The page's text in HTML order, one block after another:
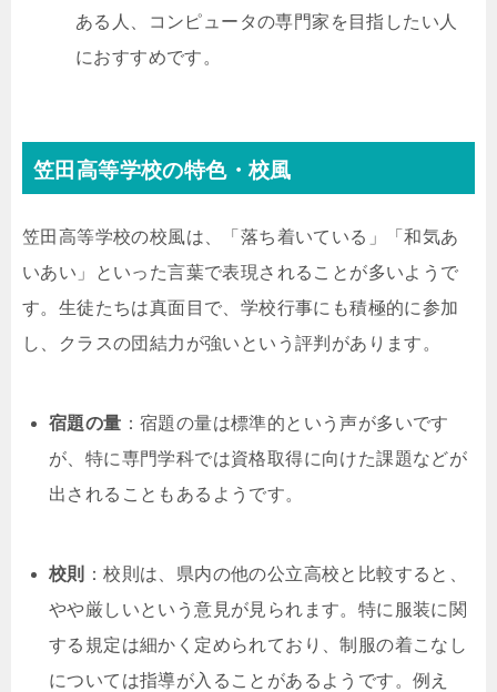
ある人、コンピュータの専門家を目指したい人
におすすめです。
笠田高等学校の特色・校風
笠田高等学校の校風は、「落ち着いている」「和気あ
いあい」といった言葉で表現されることが多いようで
す。生徒たちは真面目で、学校行事にも積極的に参加
し、クラスの団結力が強いという評判があります。
宿題の量 ：宿題の量は標準的という声が多いです
が、特に専門学科では資格取得に向けた課題などが
出されることもあるようです。
校則
：校則は、県内の他の公立高校と比較すると、
やや厳しいという意見が見られます。特に服装に関
する規定は細かく定められており、制服の着こなし
については指導が入ることがあるようです。例え